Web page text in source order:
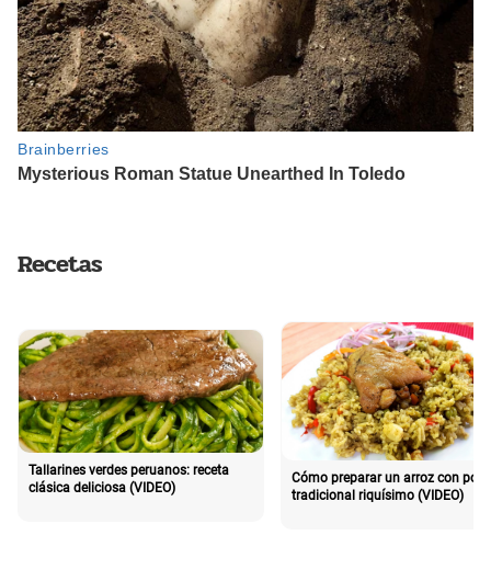
Recetas
Tallarines verdes peruanos: receta
clásica deliciosa (VIDEO)
Cómo preparar un arroz con pollo
tradicional riquísimo (VIDEO)